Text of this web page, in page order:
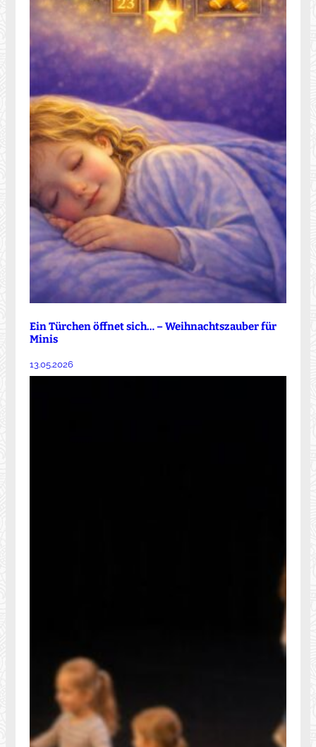
Ein Türchen öffnet sich… – Weihnachtszauber für
Minis
13.05.2026